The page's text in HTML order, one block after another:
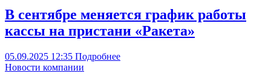
В сентябре меняется график работы
кассы на пристани «Ракета»
05.09.2025 12:35 Подробнее
Новости компании